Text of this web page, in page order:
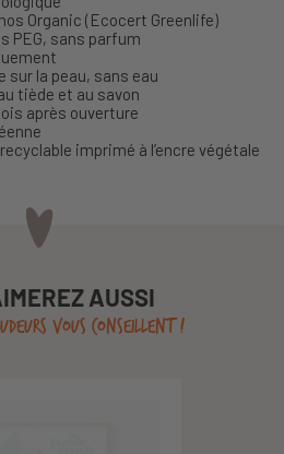
Organic (Ecocert Greenlife)
PEG, sans parfum
la peau, sans eau
tiède et au savon
après ouverture
imprimé à l’encre végétale
AUSSI
VOUS CONSEILLENT !